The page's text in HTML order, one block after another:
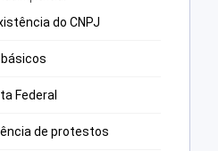
do CNPJ
Federal
de protestos